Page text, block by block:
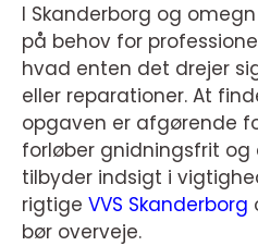
I Skanderborg og
på behov for
hvad enten det drejer
eller reparationer. At
opgaven er afgørende
forløber gnidningsfrit og
tilbyder indsigt i
rigtige VVS Skanderborg
bør overveje.